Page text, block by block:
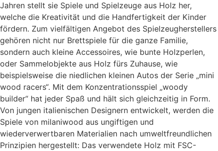
Jahren stellt sie Spiele und Spielzeuge aus Holz her,
welche die Kreativität und die Handfertigkeit der Kinder
fördern. Zum vielfältigen Angebot des Spielzeugherstellers
gehören nicht nur Brettspiele für die ganze Familie,
sondern auch kleine Accessoires, wie bunte Holzperlen,
oder Sammelobjekte aus Holz fürs Zuhause, wie
beispielsweise die niedlichen kleinen Autos der Serie „mini
wood racers“. Mit dem Konzentrationsspiel „woody
builder“ hat jeder Spaß und hält sich gleichzeitig in Form.
Von jungen italienischen Designern entwickelt, werden die
Spiele von milaniwood aus ungiftigen und
wiederverwertbaren Materialien nach umweltfreundlichen
Prinzipien hergestellt: Das verwendete Holz mit FSC-